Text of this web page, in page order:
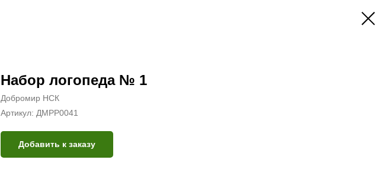
Набор логопеда № 1
Добромир НСК
Артикул: ДМРР0041
Добавить к заказу